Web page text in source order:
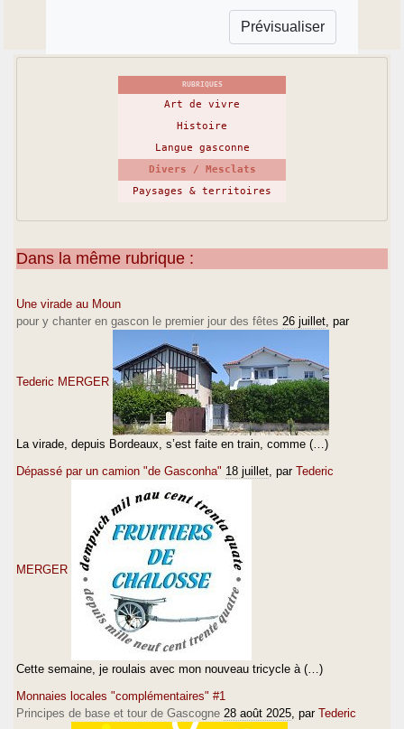
RUBRIQUES
Art de vivre
Histoire
Langue gasconne
Divers / Mesclats
Paysages & territoires
Dans la même rubrique :
Une virade au Moun
pour y chanter en gascon le premier jour des fêtes 26 juillet , par
Tederic MERGER
La virade, depuis Bordeaux, s’est faite en train, comme (…)
Dépassé par un camion "de Gasconha" 18 juillet , par Tederic
MERGER
Cette semaine, je roulais avec mon nouveau tricycle à (…)
Monnaies locales "complémentaires" #1
Principes de base et tour de Gascogne 28 août 2025 , par Tederic